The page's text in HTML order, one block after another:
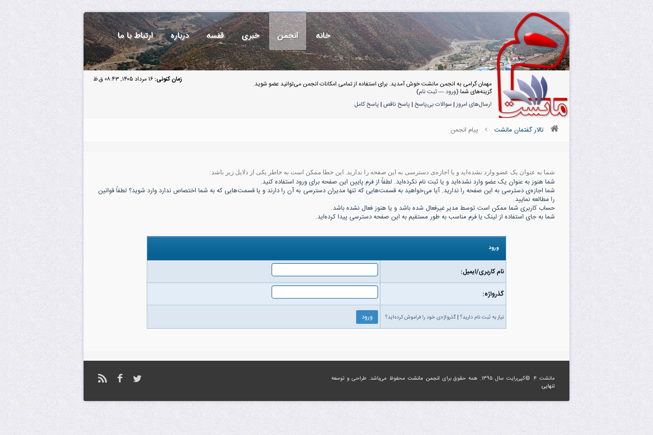
خانه انجمن خبری قفسه درباره ارتباط با ما
زمان کنونی: ۱۶ مرداد ۱۴۰۵, ۰۸:۴۳ ق.ظ
مهمان گرامی به انجمن مانشت خوش آمدید. برای استفاده از تمامی امکانات انجمن می‌توانید عضو شوید.
گزینه‌های شما (ورود—ثبت نام)
ارسال‌های امروز| سوالات بی‌پاسخ | پاسخ ناقص | پاسخ کامل
تالار گفتمان مانشت پیام انجمن
شما به عنوان یک عضو وارد نشده‌اید و یا اجازه‌ی دسترسی به این صفحه را ندارید. این خطا ممکن است به خاطر یکی از دلایل زیر باشد:
شما هنوز به عنوان یک عضو وارد نشده‌اید و یا ثبت نام نکرده‌اید. لطفاً از فرم پایین این صفحه برای ورود استفاده کنید.
شما اجازه‌ی دسترسی به این صفحه را ندارید. آیا می‌خواهید به قسمت‌هایی که تنها مدیران دسترسی به آن را دارند و یا قسمت‌هایی که به شما اختصاص ندارد وارد شوید؟ لطفاً قوانین
را مطالعه نمایید.
حساب کاربری شما ممکن است توسط مدیر غیرفعال شده باشد و یا هنوز فعال نشده باشد.
شما به جای استفاده از لینک یا فرم مناسب به طور مستقیم به این صفحه دسترسی پیدا کرده‌اید.
ورود
نام کاربری/ایمیل:
گذرواژه‌:
نیاز به ثبت نام دارید؟ | گذرواژه‌ی خود را فراموش کرده‌اید؟
مانشت ۴: ©کپی‌رایت سال ۱۳۹۵. همه حقوق برای انجمن مانشت محفوظ می‌باشد. طراحی و توسعه
تنهایی